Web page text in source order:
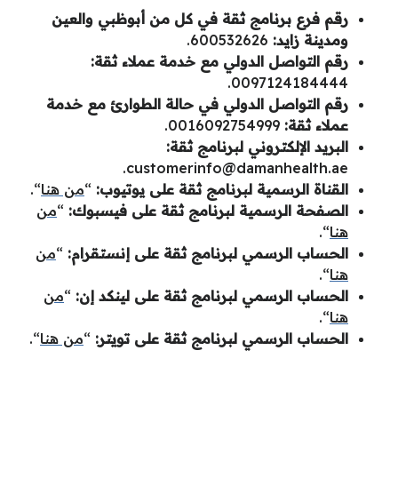
رقم فرع برنامج ثقة في كل من أبوظبي والعين
ومدينة زايد:
رقم التواصل الدولي مع خدمة عملاء ثقة:
0097124184444.
رقم التواصل الدولي في حالة الطوارئ مع خدمة
عملاء ثقة:
البريد الإلكتروني لبرنامج ثقة:
customerinfo@damanhealth.ae
.
القناة الرسمية لبرنامج ثقة على يوتيوب: “من هنا“.
الصفحة الرسمية لبرنامج ثقة على فيسبوك: “من
هنا“.
الحساب الرسمي لبرنامج ثقة على إنستقرام: “من
هنا“.
الحساب الرسمي لبرنامج ثقة على لينكد إن: “من
هنا“.
الحساب الرسمي لبرنامج ثقة على تويتر: “من هنا“.